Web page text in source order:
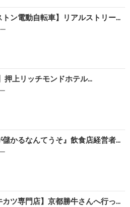
トン電動自転車】リアルストリー...
押上リッチモンドホテル...
儲かるなんてうそ』飲食店経営者...
カツ専門店】京都勝牛さんへ行っ...